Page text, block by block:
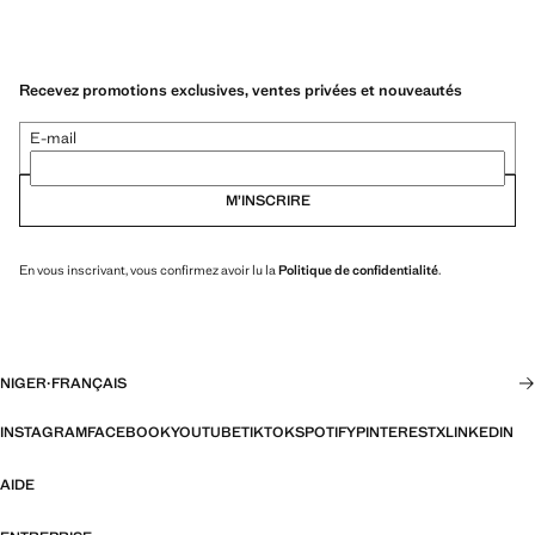
Recevez promotions exclusives, ventes privées et nouveautés
E-mail
M’INSCRIRE
En vous inscrivant, vous confirmez avoir lu la Politique de confidentialité.
NIGER·FRANÇAIS
INSTAGRAMFACEBOOKYOUTUBETIKTOKSPOTIFYPINTERESTXLINKEDIN
AIDE